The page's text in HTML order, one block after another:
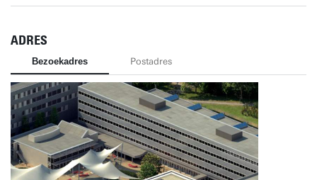
ADRES
Bezoekadres Postadres